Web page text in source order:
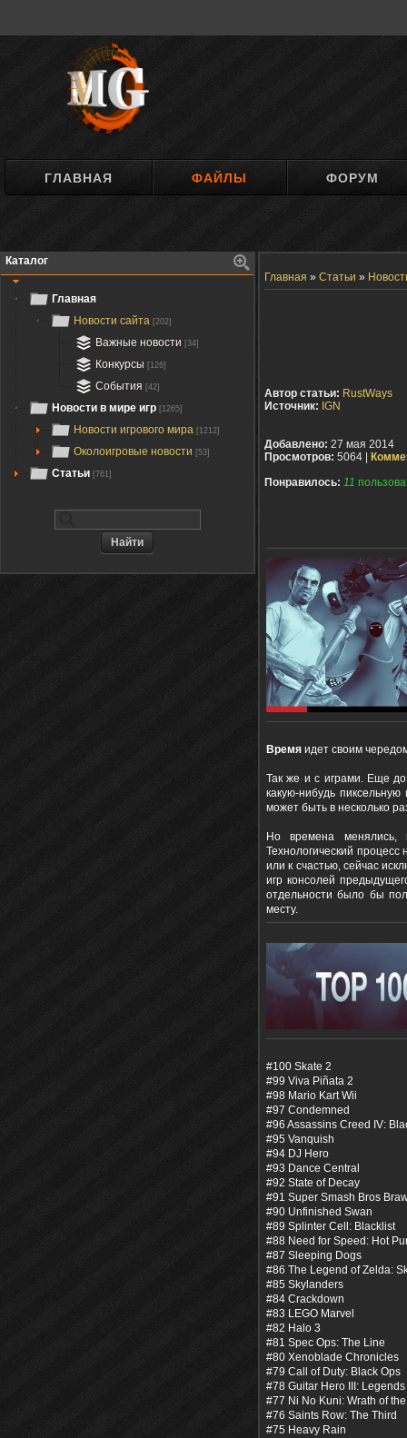
ГЛАВНАЯ ФАЙЛЫ ФОРУМ
Каталог
Главная
Новости сайта [202]
Важные новости [34]
Конкурсы [126]
События [42]
Новости в мире игр [1265]
Новости игрового мира [1212]
Околоигровые новости [53]
Статьи [761]
Главная » Статьи »
Автор статьи: RustWays
Источник: IGN
Добавлено: 27 мая 2014
Просмотров: 5064 |
Понравилось: 11
Время идет своим
Так же и с играми. Еще до
какую-нибудь
может быть в несколько
Но времена менялись,
Технологический
или к счастью, сейчас
игр консолей
отдельности было бы
месту.
#100 Skate 2
#99 Viva Piñata 2
#98 Mario Kart Wii
#97 Condemned
#96 Assassins Creed IV:
#95 Vanquish
#94 DJ Hero
#93 Dance Central
#92 State of Decay
#91 Super Smash Bros
#90 Unfinished Swan
#89 Splinter Cell: Blacklist
#88 Need for Speed: Hot
#87 Sleeping Dogs
#86 The Legend of Zelda:
#85 Skylanders
#84 Crackdown
#83 LEGO Marvel
#82 Halo 3
#81 Spec Ops: The Line
#80 Xenoblade Chronicles
#79 Call of Duty: Black Ops
#78 Guitar Hero III:
#77 Ni No Kuni: Wrath of
#76 Saints Row: The Third
#75 Heavy Rain